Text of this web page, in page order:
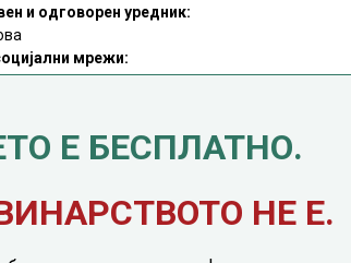
и одговорен уредник:
мрежи:
авторски текстови е казниво со закон.
содржини (текстови) од оваа
Е БЕСПЛАТНО.
НЕ Е.